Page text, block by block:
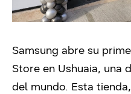
Samsung abre su
Store en Ushuaia, una
del mundo. Esta